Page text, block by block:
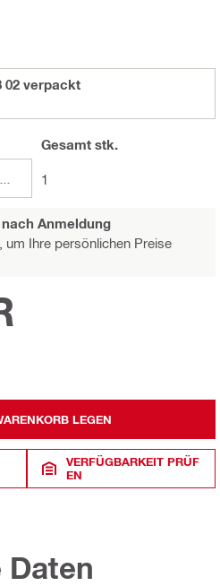
02 verpackt
Gesamtstk.
1
Anmeldung
um Ihre persönlichen Preise
LEGEN
VERFÜGBARKEIT PRÜF
EN
Daten